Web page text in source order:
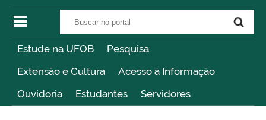
Estude na UFOB
Pesquisa
Extensão e Cultura
Acesso à Informação
Ouvidoria
Estudantes Servidores